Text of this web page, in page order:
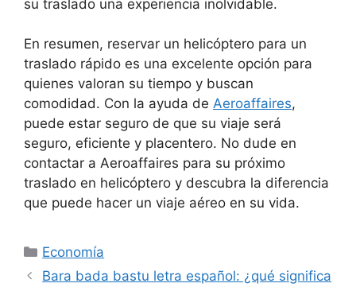
su traslado una experiencia inolvidable.
En resumen, reservar un helicóptero para un
traslado rápido es una excelente opción para
quienes valoran su tiempo y buscan
comodidad. Con la ayuda de Aeroaffaires,
puede estar seguro de que su viaje será
seguro, eficiente y placentero. No dude en
contactar a Aeroaffaires para su próximo
traslado en helicóptero y descubra la diferencia
que puede hacer un viaje aéreo en su vida.
Categorías
Economía
Bara bada bastu letra español: ¿qué significa